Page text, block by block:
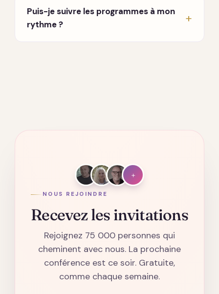
Un enseignant partage et répond à vos
questions. Vous recevez les invitations par
email dès votre inscription.
Puis-je suivre les programmes à mon
rythme ?
+
NOUS REJOINDRE
Recevez les invitations
Rejoignez 75 000 personnes qui
cheminent avec nous. La prochaine
conférence est ce soir. Gratuite,
comme chaque semaine.